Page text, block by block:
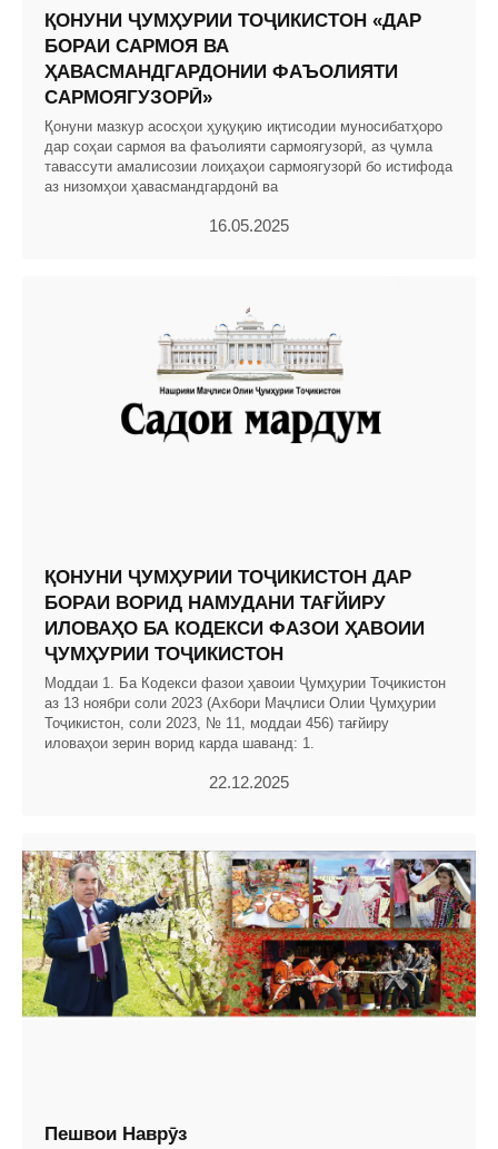
ҚОНУНИ ҶУМҲУРИИ ТОҶИКИСТОН «ДАР
БОРАИ САРМОЯ ВА
ҲАВАСМАНДГАРДОНИИ ФАЪОЛИЯТИ
САРМОЯГУЗОРӢ»
Қонуни мазкур асосҳои ҳуқуқию иқтисодии муносибатҳоро
дар соҳаи сармоя ва фаъолияти сармоягузорӣ, аз ҷумла
тавассути амалисозии лоиҳаҳои сармоягузорӣ бо истифода
аз низомҳои ҳавасмандгардонӣ ва
16.05.2025
ҚОНУНИ ҶУМҲУРИИ ТОҶИКИСТОН ДАР
БОРАИ ВОРИД НАМУДАНИ ТАҒЙИРУ
ИЛОВАҲО БА КОДЕКСИ ФАЗОИ ҲАВОИИ
ҶУМҲУРИИ ТОҶИКИСТОН
Моддаи 1. Ба Кодекси фазои ҳавоии Ҷумҳурии Тоҷикистон
аз 13 ноябри соли 2023 (Ахбори Маҷлиси Олии Ҷумҳурии
Тоҷикистон, соли 2023, № 11, моддаи 456) тағйиру
иловаҳои зерин ворид карда шаванд: 1.
22.12.2025
Пешвои Наврӯз